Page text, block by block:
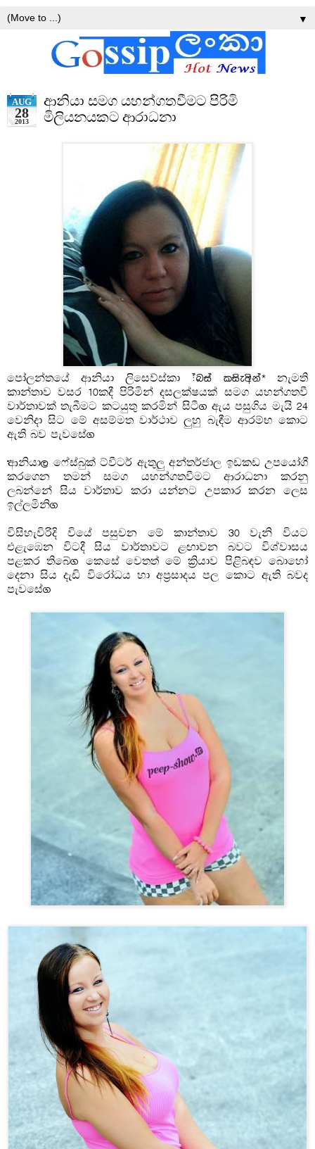
▼
AUG
28
2013
ආනියා සමග යහන්ගතවීමට පිරිමි
මිලියනයකට ආරාධනා
පෝලන්තයේ ආනියා ලිසෙව්ස්කා (ania lisewska) නැමති
කාන්තාව වසර 10කදී පිරිමින් දසලක්ෂයක් සමග යහන්ගතවී
වාර්තාවක් තැබීමට කටයුතු කරමින් සිටී. ඇය පසුගිය මැයි 24
වෙනිදා සිට මේ අසම්මත වාර්ථාව ලුහු බැඳීම ආරම්භ කොට
ඇති බව පැවසේ.
ආනියා, ෆේස්බුක් ට්වීටර් ඇතුලු අන්තර්ජාල ඉඩකඩ උපයෝගී
කරගෙන තමන් සමග යහන්ගතවීමට ආරාධනා කරනු
ලබන්නේ සිය වාර්තාව කරා යන්නට උපකාර කරන ලෙස
ඉල්ලමිනි.
විසිහැවිරිදි වියේ පසුවන මේ කාන්තාව 30 වැනි වියට
එළැඹෙන විටදී සිය වාර්තාවට ළඟාවන බවට විශ්වාසය
පළකර තිබේ. කෙසේ වෙතත් මේ ක්‍රියාව පිළිබඳව බොහෝ
දෙනා සිය දැඩි විරෝධය හා අප්‍රසාදය පල කොට ඇති බවද
පැවසේ.